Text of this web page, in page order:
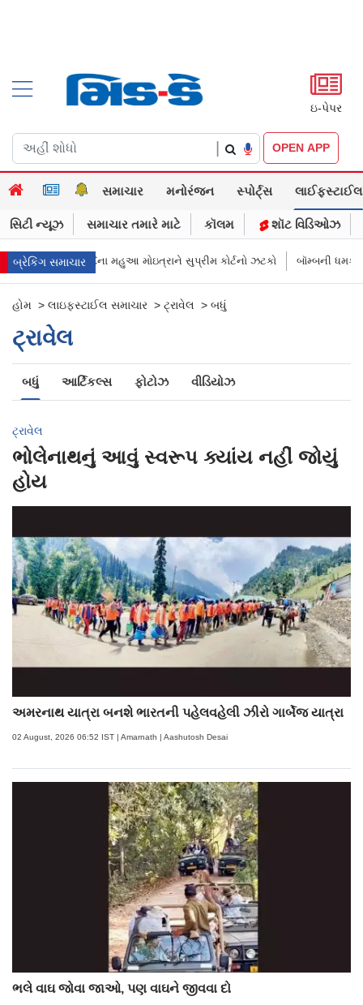
ઇ-પેપર
OPEN APP
સમાચાર મનોરંજન સ્પોર્ટ્સ લાઈફસ્ટાઈલ
સિટી ન્યૂઝ સમાચાર તમારે માટે કૉલમ શૉટ વિડિઓઝ
બ્રેકિંગ સમાચાર
TMCના મહુઆ મોઇત્રાને સુપ્રીમ કોર્ટનો ઝટકો બૉમ્બની ધમકી બાદ મુંબઈમાં
હોમ > લાઇફસ્ટાઈલ સમાચાર > ટ્રાવેલ > બધું
ટ્રાવેલ
બધું આર્ટિકલ્સ ફોટોઝ વીડિયોઝ
ટ્રાવેલ
ભોલેનાથનું આવું સ્વરૂપ ક્યાંય નહીં જોયું
હોય
અમરનાથ યાત્રા બનશે ભારતની પહેલવહેલી ઝીરો ગાર્બેજ યાત્રા
02 August, 2026 06:52 IST | Amarnath | Aashutosh Desai
ભલે વાઘ જોવા જાઓ, પણ વાઘને જીવવા દો